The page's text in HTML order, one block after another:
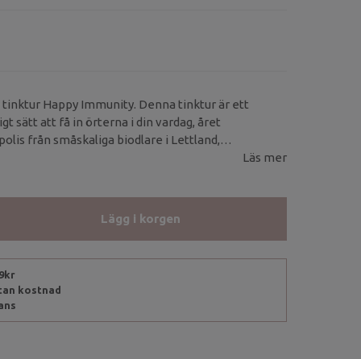
Happy Immunity. Denna tinktur är ett
sätt att få in örterna i din vardag, året
från småskaliga biodlare i Lettland,
Läs mer
Lägg i korgen
kostnad